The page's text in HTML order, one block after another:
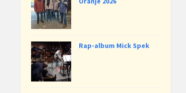
Rap-album Mick Spek